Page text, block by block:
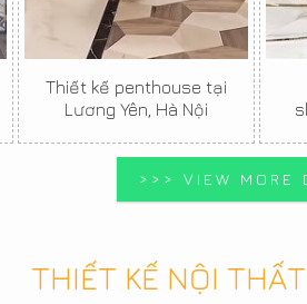
Thiết kế penthouse tại
Lương Yên, Hà Nội
>>> VIEW MORE
THIẾT KẾ NỘI